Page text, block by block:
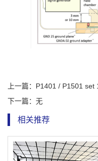
上一篇： P1401 / P1501 set
下一篇： 无
相关推荐